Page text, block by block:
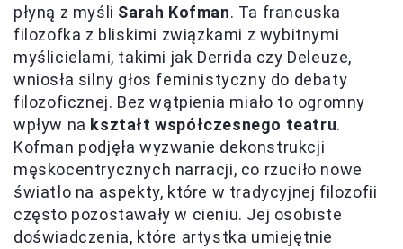
płyną z myśli Sarah Kofman. Ta francuska
filozofka z bliskimi związkami z wybitnymi
myślicielami, takimi jak Derrida czy Deleuze,
wniosła silny głos feministyczny do debaty
filozoficznej. Bez wątpienia miało to ogromny
wpływ na kształt współczesnego teatru.
Kofman podjęła wyzwanie dekonstrukcji
męskocentrycznych narracji, co rzuciło nowe
światło na aspekty, które w tradycyjnej filozofii
często pozostawały w cieniu. Jej osobiste
doświadczenia, które artystka umiejętnie